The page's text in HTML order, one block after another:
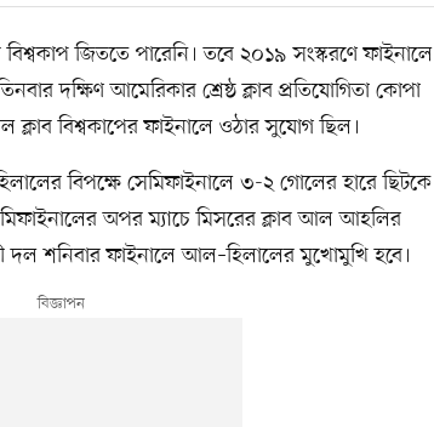
বিশ্বকাপ জিততে পারেনি। তবে ২০১৯ সংস্করণে ফাইনালে
দক্ষিণ আমেরিকার শ্রেষ্ঠ ক্লাব প্রতিযোগিতা কোপা
ক্লাব বিশ্বকাপের ফাইনালে ওঠার সুযোগ ছিল।
বিপক্ষে সেমিফাইনালে ৩-২ গোলের হারে ছিটকে
অপর ম্যাচে মিসরের ক্লাব আল আহলির
দল শনিবার ফাইনালে আল–হিলালের মুখোমুখি হবে।